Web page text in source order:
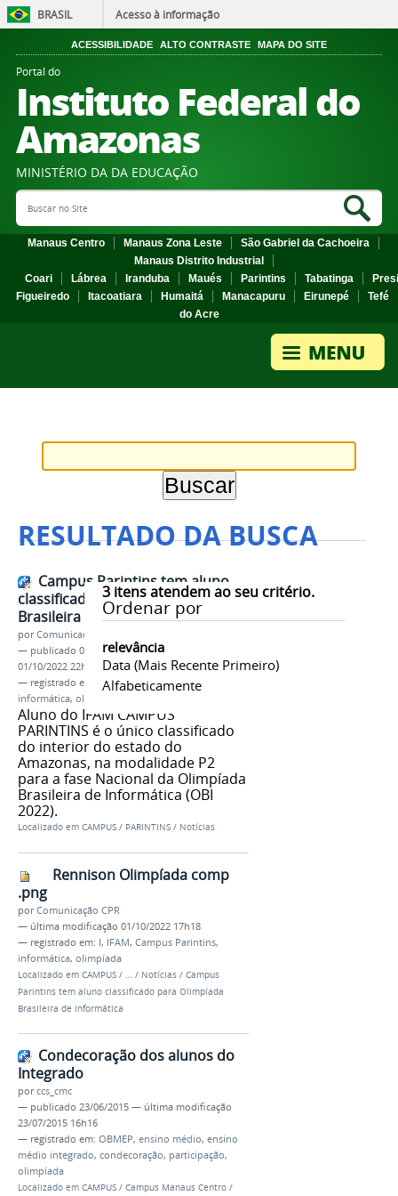
BRASIL Acesso à informação
ACESSIBILIDADE ALTO CONTRASTE MAPA DO SITE
Portal do
Instituto Federal do
Amazonas
MINISTÉRIO DA DA EDUCAÇÃO
Search Site
Manaus Centro Manaus Zona Leste
São Gabriel da Cachoeira
Manaus Distrito Industrial
Coari
Lábrea Iranduba Maués Parintins Tabatinga
Figueiredo
Itacoatiara Humaitá Manacapuru Eirunepé
Tefé
do Acre
RESULTADO DA BUSCA
3itens atendem ao seu critério.
Ordenar por
relevância
Data (mais Recente Primeiro)
Alfabeticamente
Campus Parintins tem aluno
classificado para Olimpíada
Brasileira de Informática
porComunicação CPR
— publicado 01/10/2022—última modificação
01/10/2022 22h15
— registrado em:
,IFAM,Campus Parintins
informática, olimpíada
Aluno do IFAM CAMPUS
PARINTINS é o único classificado
do interior do estado do
Amazonas, na modalidade P2
para a fase Nacional da Olimpíada
Brasileira de Informática (OBI
2022).
Localizado em CAMPUS / PARINTINS / Notícias
Rennison Olimpíada comp
.png
porComunicação CPR
— última modificação 01/10/2022 17h18
— registrado em: I, IFAM, Campus Parintins,
informática, olimpíada
Localizado em CAMPUS / / Notícias / Campus
Parintins tem aluno classificado para Olimpíada
Brasileira de Informática
Condecoração dos alunos do
Integrado
porccs_cmc
— publicado 23/06/2015 — última modificação
23/07/2015 16h16
— registrado em: OBMEP, ensino médio, ensino
médio integrado, condecoração, participação,
olimpíada
Localizado em CAMPUS / Campus Manaus Centro /